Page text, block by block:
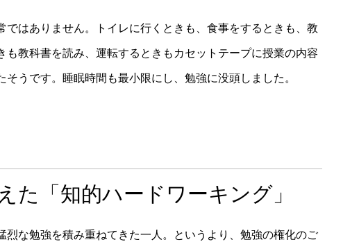
ではありません。トイレに行くときも、食事をするときも、教
も教科書を読み、運転するときもカセットテープに授業の内容
うです。睡眠時間も最小限にし、勉強に没頭しました。
た「知的ハードワーキング」
烈な勉強を積み重ねてきた一人。というより、勉強の権化のご